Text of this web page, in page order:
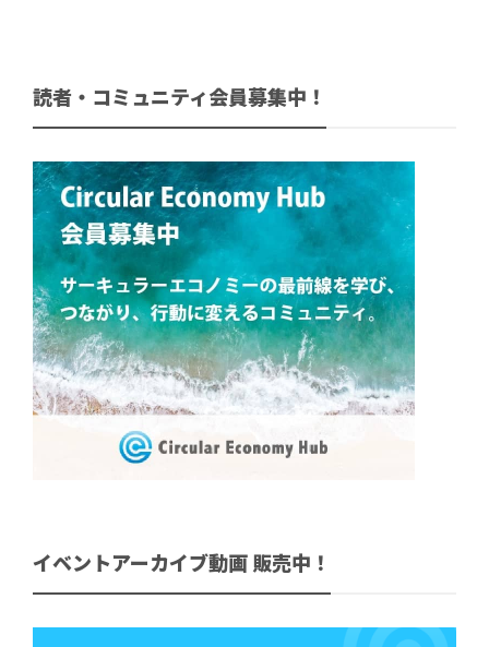
読者・コミュニティ会員募集中！
イベントアーカイブ動画 販売中！